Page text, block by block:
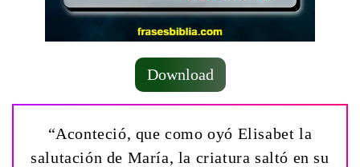
Download
“Aconteció, que como oyó Elisabet la
salutación de María, la criatura saltó en su